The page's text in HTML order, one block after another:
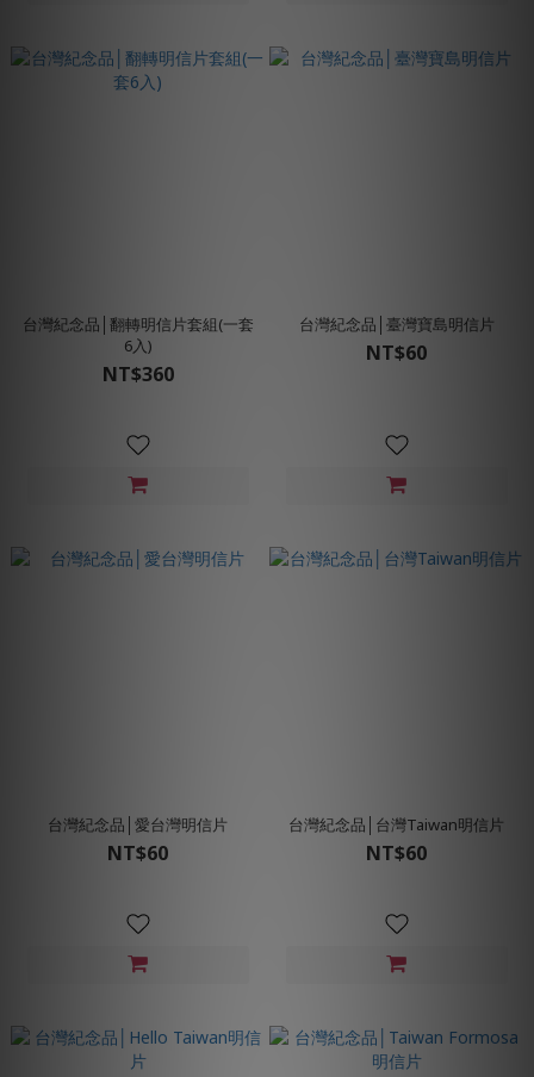
台灣紀念品│翻轉明信片套組(一套
6入)
NT$360
台灣紀念品│臺灣寶島明信片
NT$60
台灣紀念品│愛台灣明信片
NT$60
台灣紀念品│台灣Taiwan明信片
NT$60